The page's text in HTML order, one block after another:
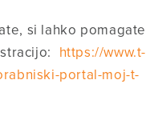
si lahko pomagate
https://www.t-
portal-moj-t-